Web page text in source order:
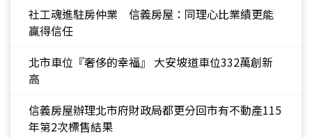
社工魂進駐房仲業 信義房屋：同理心比業績更能
贏得信任
北市車位『奢侈的幸福』 大安坡道車位332萬創新
高
信義房屋辦理北市府財政局都更分回市有不動產115
年第2次標售結果